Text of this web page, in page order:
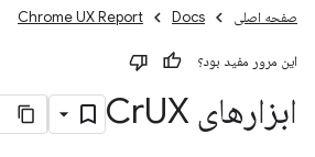
صفحه اصلی Docs
Chrome UX Report
این مرور مفید بود؟
ابزارهای Cr UX